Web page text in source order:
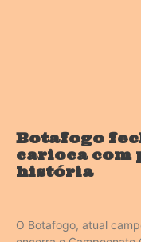
Botafogo
carioca com
história
O Botafogo, atual